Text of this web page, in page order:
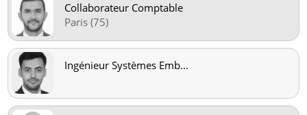
Collaborateur Comptable
Paris (75)
Ingénieur Systèmes Emb...